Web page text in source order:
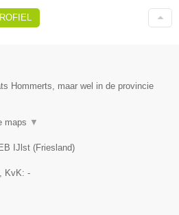
Hommerts, maar wel in de provincie
maps ▼
IJlst (Friesland)
, KvK: -